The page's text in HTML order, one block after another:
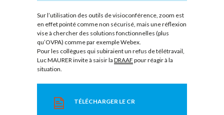
Sur l’utilisation des outils de visioconférence, zoom est
en effet pointé comme non sécurisé, mais une réflexion
vise à chercher des solutions fonctionnelles (plus
qu’OVPA) comme par exemple Webex.
Pour les collègues qui subiraient un refus de télétravail,
Luc MAURER invite à saisir la DRAAF pour réagir à la
situation.
TÉLÉCHARGER LE CR